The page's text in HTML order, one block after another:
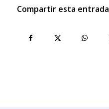
Compartir esta entrada